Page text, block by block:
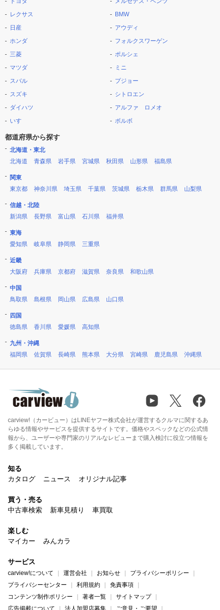
レクサス
日産
ホンダ
三菱
マツダ
スバル
スズキ
ダイハツ
いすゞ
BMW
アウディ
フォルクスワーゲン
ポルシェ
ミニ
プジョー
シトロエン
アルファ ロメオ
ボルボ
都道府県から探す
北海道・東北
北海道
青森県 岩手県 宮城県 秋田県 山形県 福島県
関東
東京都
神奈川県 埼玉県 千葉県 茨城県 栃木県 群馬県 山梨県
信越・北陸
新潟県
長野県 富山県 石川県 福井県
東海
愛知県
岐阜県 静岡県 三重県
近畿
大阪府
兵庫県 京都府 滋賀県 奈良県 和歌山県
中国
鳥取県
島根県 岡山県 広島県 山口県
四国
徳島県
香川県 愛媛県 高知県
九州・沖縄
福岡県
佐賀県 長崎県 熊本県 大分県 宮崎県 鹿児島県 沖縄県
carview!（カービュー）はLINEヤフー株式会社が運営するクルマに関するあ
らゆる情報やサービスを提供するサイトです。価格やスペックなどの公式情
報から、ユーザーや専門家のリアルなレビューまで購入検討に役立つ情報を
多く掲載しています。
知る
カタログ
ニュース オリジナル記事
買う・売る
中古車検索
新車見積り 車買取
楽しむ
マイカー
みんカラ
サービス
carview!について 運営会社 お知らせ
プライバシーポリシー
プライバシーセンター
利用規約
免責事項
コンテンツ制作ポリシー
著者一覧
サイトマップ